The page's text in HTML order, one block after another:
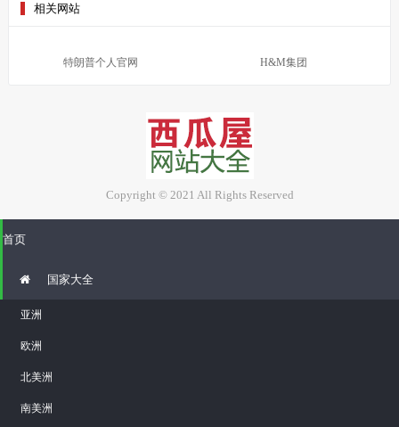
相关网站
特朗普个人官网 H&M集团
Copyright © 2021 All Rights Reserved
首页
国家大全
亚洲
欧洲
北美洲
南美洲